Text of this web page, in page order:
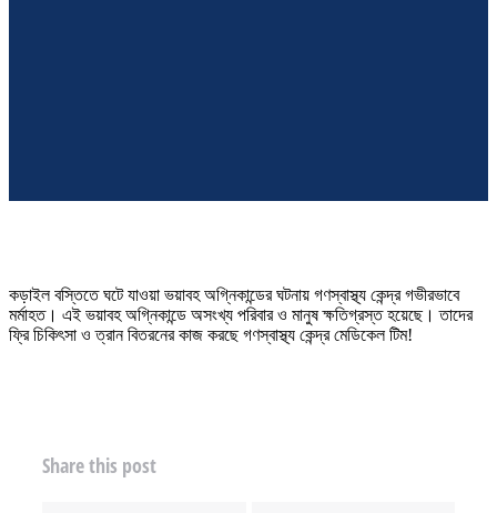
কড়াইল বস্তিতে ঘটে যাওয়া ভয়াবহ অগ্নিকান্ডের ঘটনায় গণস্বাস্থ্য কেন্দ্র গভীরভাবে
মর্মাহত। এই ভয়াবহ অগ্নিকান্ডে অসংখ্য পরিবার ও মানুষ ক্ষতিগ্রস্ত হয়েছে। তাদের
ফ্রি চিকিৎসা ও ত্রান বিতরনের কাজ করছে গণস্বাস্থ্য কেন্দ্র মেডিকেল টিম!
Share this post